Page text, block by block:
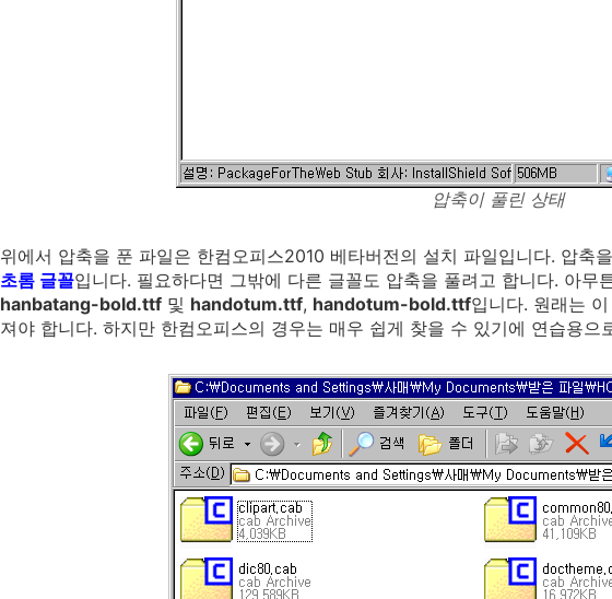
압축이 풀린 상태
위에서 압축을 푼 파일은 한컴오피스2010 베타버전의 설치 파일입니다. 압축
초롬 글꼴입니다. 필요하다면 그밖에 다른 글꼴도 압축을 풀려고 합니다. 아무
hanbatang-bold.ttf 및 handotum.ttf, handotum-bold.ttf입니다. 원래는
져야 합니다. 하지만 한컴오피스의 경우는 매우 쉽게 찾을 수 있기에 연습용으